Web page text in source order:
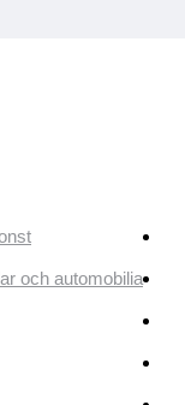
och automobilia